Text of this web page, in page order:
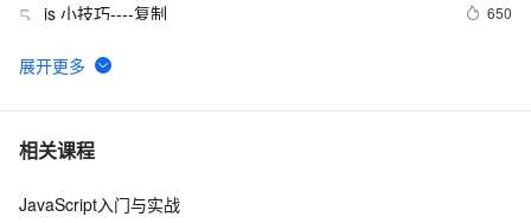
5 js 小技巧----复制 650
6 创建JavaScript对象
7 Javascript面向对象编程（二）：构造函数的继承 by
8 js 的 slice方法
相关课程
JavaScript入门与实战